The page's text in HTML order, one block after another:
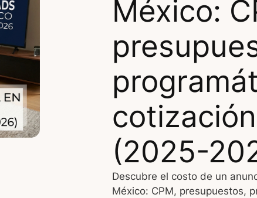
México:
(2025-
Descubre el costo de un
México: CPM, presupuestos,